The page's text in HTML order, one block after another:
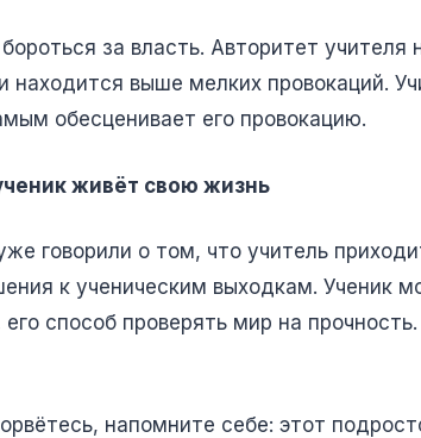
за власть. Авторитет
находится выше мелких провокаций.
обесценивает его провокацию.
живёт свою жизнь
говорили о том, что учитель
к ученическим выходкам. Ученик
его способ проверять мир на
напомните себе: этот